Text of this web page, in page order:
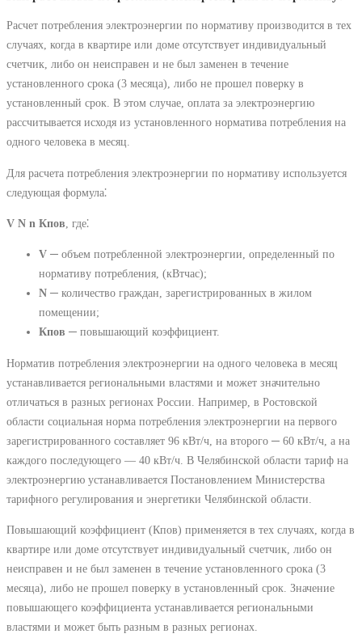
Расчет потребления электроэнергии по нормативу производится в тех
случаях, когда в квартире или доме отсутствует индивидуальный
счетчик, либо он неисправен и не был заменен в течение
установленного срока (3 месяца), либо не прошел поверку в
установленный срок. В этом случае, оплата за электроэнергию
рассчитывается исходя из установленного норматива потребления на
одного человека в месяц.
Для расчета потребления электроэнергии по нормативу используется
следующая формула⁚
V N n Кпов , где⁚
V ─ объем потребленной электроэнергии, определенный по
нормативу потребления, (кВтчас);
N ─ количество граждан, зарегистрированных в жилом
помещении;
Кпов ─ повышающий коэффициент.
Норматив потребления электроэнергии на одного человека в месяц
устанавливается региональными властями и может значительно
отличаться в разных регионах России. Например, в Ростовской
области социальная норма потребления электроэнергии на первого
зарегистрированного составляет 96 кВт/ч, на второго ─ 60 кВт/ч, а на
каждого последующего ― 40 кВт/ч. В Челябинской области тариф на
электроэнергию устанавливается Постановлением Министерства
тарифного регулирования и энергетики Челябинской области.
Повышающий коэффициент (Кпов) применяется в тех случаях, когда в
квартире или доме отсутствует индивидуальный счетчик, либо он
неисправен и не был заменен в течение установленного срока (3
месяца), либо не прошел поверку в установленный срок. Значение
повышающего коэффициента устанавливается региональными
властями и может быть разным в разных регионах.